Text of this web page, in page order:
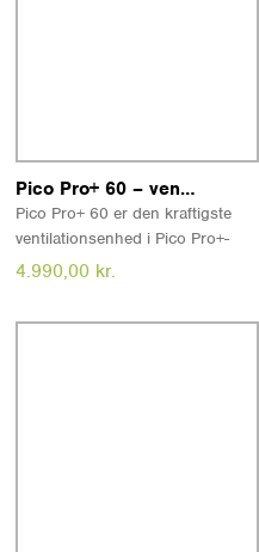
Læs merePico Pro+ 60 – ventilation med høj kapacitet og varmegenvinding
Pico Pro+ 60 er den kraftigste
ventilationsenhed i Pico Pro+-
serien. Den er beregnet til ét rum
4.990,00 kr.